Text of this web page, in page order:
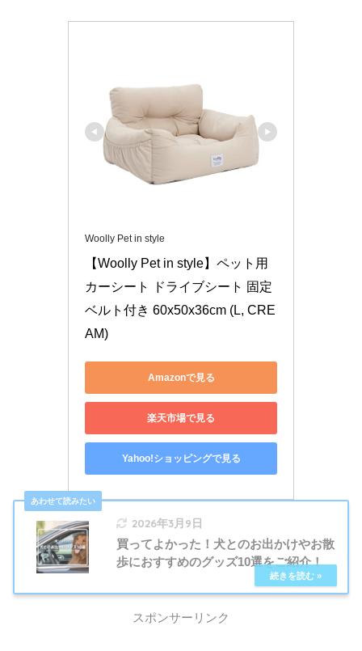
Woolly Pet in style
【Woolly Pet in style】ペット用
カーシート ドライブシート 固定
ベルト付き 60x50x36cm (L, CRE
AM)
Amazonで見る
楽天市場で見る
Yahoo!ショッピングで見る
2026年3月9日
買ってよかった！犬とのお出かけやお散
歩におすすめのグッズ10選をご紹介！
スポンサーリンク